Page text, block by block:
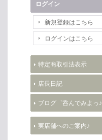
ログイン
新規登録はこちら
ログインはこちら
特定商取引法表示
店長日記
ブログ゜呑んでみよっ♪
実店舗へのご案内♪